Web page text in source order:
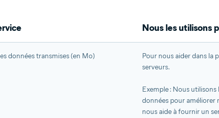
Nous les utilisons
données transmises (en Mo)
Pour nous aider dans la
serveurs.
Exemple : Nous
données pour améliorer
nous aide à fournir un